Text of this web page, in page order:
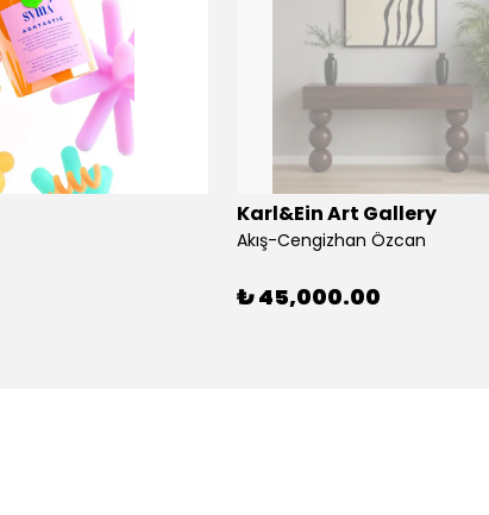
Karl&Ein Art Gallery
Akış-Cengizhan Özcan
₺ 45,000.00